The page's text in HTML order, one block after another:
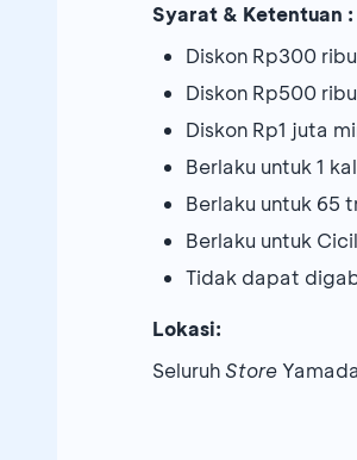
Syarat & Ketentuan :
Diskon Rp300
Diskon Rp500
Diskon Rp1 juta
Berlaku untuk 1
Berlaku untuk 65
Berlaku untuk
Tidak dapat
Lokasi:
SeluruhStore